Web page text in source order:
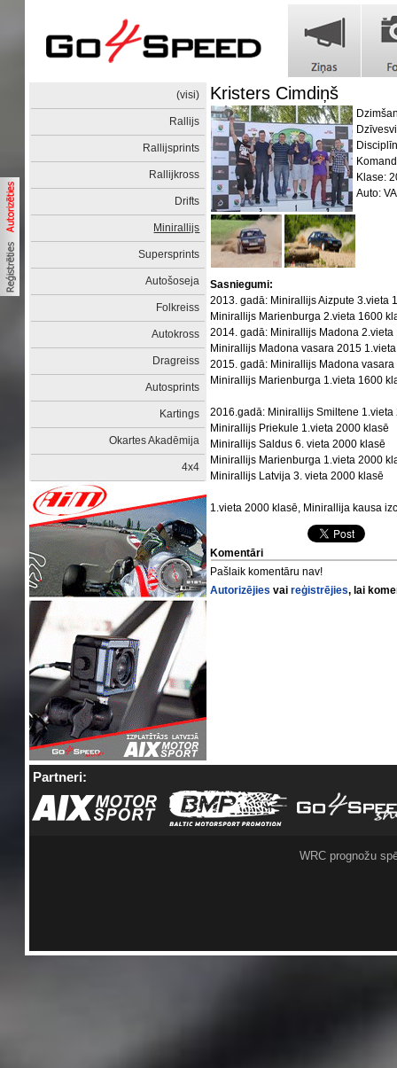
(visi)
Rallijs
Rallijsprints
Rallijkross
Drifts
Minirallijs
Supersprints
Autošoseja
Folkreiss
Autokross
Dragreiss
Autosprints
Kartings
Okartes Akadēmija
4x4
Kristers Cimdiņš
Klase:
Auto:
Sasniegumi:
2013. gadā: Minirallijs Aizpute 3.vieta
Minirallijs Marienburga 2.vieta 1600
2014. gadā: Minirallijs Madona 2.vieta
Minirallijs Madona vasara 2015
2015. gadā: Minirallijs Madona
Minirallijs Marienburga 1.vieta 1600
2016.gadā: Minirallijs Smiltene 1.vieta
Minirallijs Priekule 1.vieta 2000 klasē
Minirallijs Saldus 6. vieta 2000 klasē
Minirallijs Marienburga 1.vieta 2000
Minirallijs Latvija 3. vieta 2000 klasē
1.vieta 2000 klasē, Minirallija kausa
Komentāri
Pašlaik komentāru nav!
Autorizējies vaireģistrējies, lai
Partneri:
WRC prognožu